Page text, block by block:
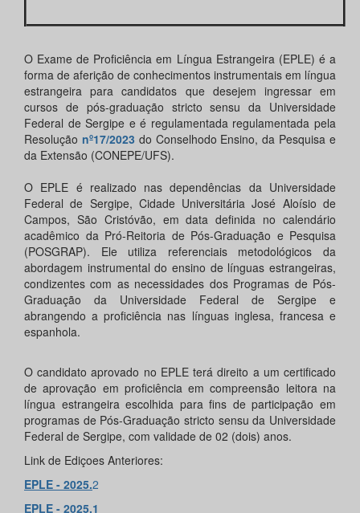
O Exame de Proficiência em Língua Estrangeira (EPLE) é a
forma de aferição de conhecimentos instrumentais em língua
estrangeira para candidatos que desejem ingressar em
cursos de pós-graduação stricto sensu da Universidade
Federal de Sergipe e é regulamentada regulamentada pela
Resolução nº17/2023 do Conselhodo Ensino, da Pesquisa e
da Extensão (CONEPE/UFS).
O EPLE é realizado nas dependências da Universidade
Federal de Sergipe, Cidade Universitária José Aloísio de
Campos, São Cristóvão, em data definida no calendário
acadêmico da Pró-Reitoria de Pós-Graduação e Pesquisa
(POSGRAP). Ele utiliza referenciais metodológicos da
abordagem instrumental do ensino de línguas estrangeiras,
condizentes com as necessidades dos Programas de Pós-
Graduação da Universidade Federal de Sergipe e
abrangendo a proficiência nas línguas inglesa, francesa e
espanhola.
O candidato aprovado no EPLE terá direito a um certificado
de aprovação em proficiência em compreensão leitora na
língua estrangeira escolhida para fins de participação em
programas de Pós-Graduação stricto sensu da Universidade
Federal de Sergipe, com validade de 02 (dois) anos.
Link de Ediçoes Anteriores:
EPLE - 2025.2
EPLE - 2025.1